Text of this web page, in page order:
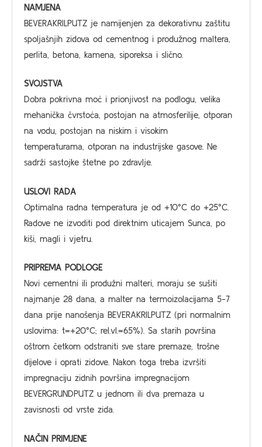
NAMJENA
BEVERAKRILPUTZ je namijenjen za dekorativnu zaštitu
spoljašnjih zidova od cementnog i produžnog maltera,
perlita, betona, kamena, siporeksa i slično.
SVOJSTVA
Dobra pokrivna moć i prionjivost na podlogu, velika
mehanička čvrstoća, postojan na atmosferilije, otporan
na vodu, postojan na niskim i visokim
temperaturama, otporan na industrijske gasove. Ne
sadrži sastojke štetne po zdravlje.
USLOVI RADA
Optimalna radna temperatura je od +10°C do +25°C.
Radove ne izvoditi pod direktnim uticajem Sunca, po
kiši, magli i vjetru.
PRIPREMA PODLOGE
Novi cementni ili produžni malteri, moraju se sušiti
najmanje 28 dana, a malter na termoizolacijama 5-7
dana prije nanošenja BEVERAKRILPUTZ (pri normalnim
uslovima: t=+20°C; rel.vl.=65%). Sa starih površina
oštrom četkom odstraniti sve stare premaze, trošne
dijelove i oprati zidove. Nakon toga treba izvršiti
impregnaciju zidnih površina impregnacijom
BEVERGRUNDPUTZ u jednom ili dva premaza u
zavisnosti od vrste zida.
NAČIN PRIMJENE